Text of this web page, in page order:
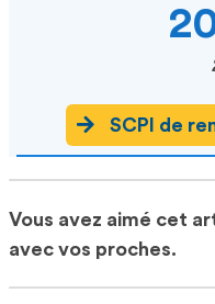
SCPI de
Vous avez aimé cet
avec vos proches.